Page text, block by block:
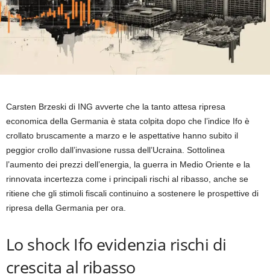
Carsten Brzeski di ING avverte che la tanto attesa ripresa
economica della Germania è stata colpita dopo che l’indice Ifo è
crollato bruscamente a marzo e le aspettative hanno subito il
peggior crollo dall’invasione russa dell’Ucraina. Sottolinea
l’aumento dei prezzi dell’energia, la guerra in Medio Oriente e la
rinnovata incertezza come i principali rischi al ribasso, anche se
ritiene che gli stimoli fiscali continuino a sostenere le prospettive di
ripresa della Germania per ora.
Lo shock Ifo evidenzia rischi di
crescita al ribasso